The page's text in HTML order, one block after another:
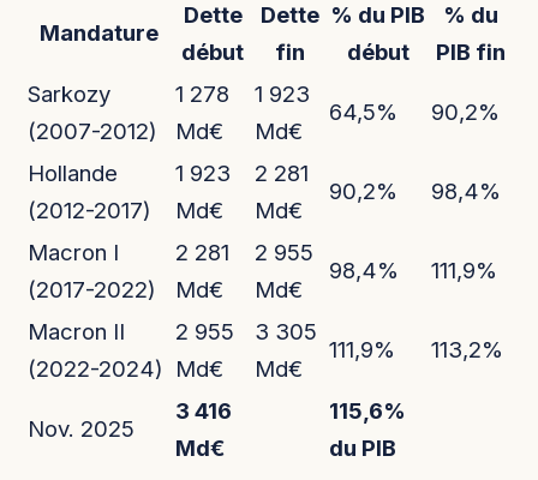
Mandature
Dette
début
Dette
fin
% du PIB
début
% du
PIB fin
Sarkozy
(2007-2012)
1 278
Md€
1 923
Md€
64,5% 90,2%
Hollande
(2012-2017)
1 923
Md€
2 281
Md€
90,2% 98,4%
Macron I
(2017-2022)
2 281
Md€
2 955
Md€
98,4% 111,9%
Macron II
(2022-2024)
2 955
Md€
3 305
Md€
111,9% 113,2%
Nov. 2025
3 416
Md€
115,6%
du PIB